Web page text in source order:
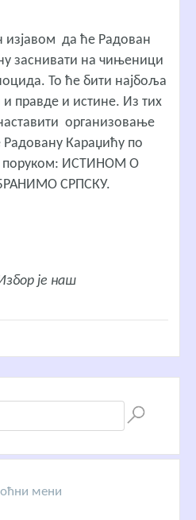
изјавом да ће Радован
заснивати на чињеници
То ће бити најбоља
правде и истине. Из тих
организовање
Караџићу по
поруком: ИСТИНОМ О
СРПСКУ.
је наш
мени